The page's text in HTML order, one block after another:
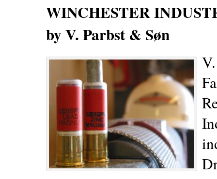
WINCHESTER
by V. Parbst & Søn